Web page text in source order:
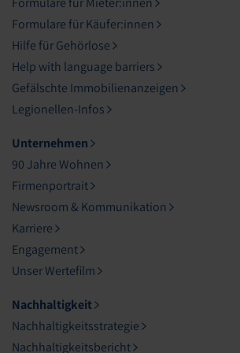
Formulare für Käufer:innen
Hilfe für Gehörlose
Help with language barriers
Gefälschte Immobilienanzeigen
Legionellen-Infos
Unternehmen
90 Jahre Wohnen
Firmenportrait
Newsroom & Kommunikation
Karriere
Engagement
Unser Wertefilm
Nachhaltigkeit
Nachhaltigkeitsstrategie
Nachhaltigkeitsbericht